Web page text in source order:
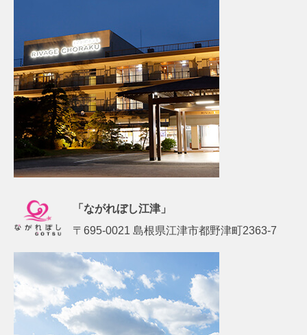
「ながれぼし江津」
〒695-0021 島根県江津市都野津町2363-7